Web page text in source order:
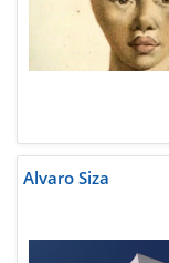
Alvaro Siza